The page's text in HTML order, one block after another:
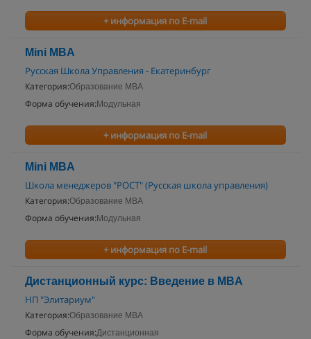
+ информация по E-mail
Mini MBA
Русская Школа Управления - Екатеринбург
Категория:Образование MBA
Форма обучения: Модульная
+ информация по E-mail
Mini MBA
Школа менеджеров "РОСТ" (Русская школа управления)
Категория:Образование MBA
Форма обучения: Модульная
+ информация по E-mail
Дистанционный курс: Введение в MBA
НП "Элитариум"
Категория:Образование MBA
Форма обучения:Дистанционная